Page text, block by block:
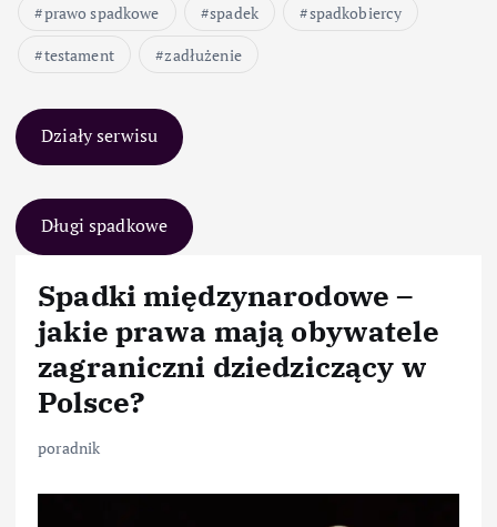
prawo spadkowe
spadek
spadkobiercy
testament
zadłużenie
Działy serwisu
Długi spadkowe
Spadki międzynarodowe –
jakie prawa mają obywatele
zagraniczni dziedziczący w
Polsce?
poradnik